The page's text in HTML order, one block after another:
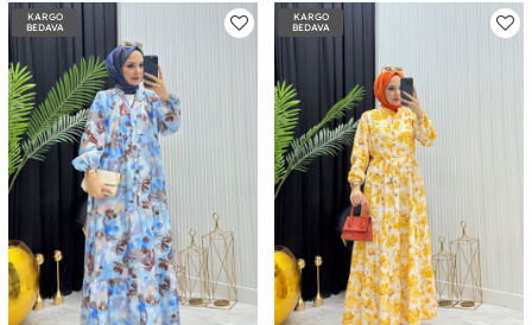
KARGO
BEDAVA
KARGO
BEDAVA